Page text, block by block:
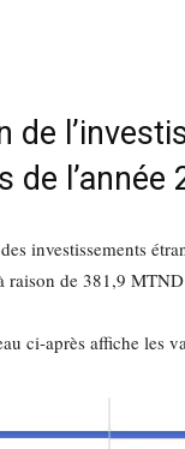
de
de l’année
investissements
raison de 381,9
ci-après affiche les